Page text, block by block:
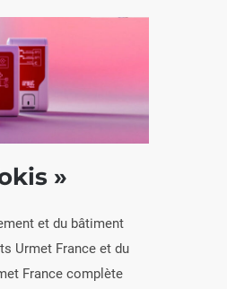
»
»
et du bâtiment
Urmet France et du
France complète